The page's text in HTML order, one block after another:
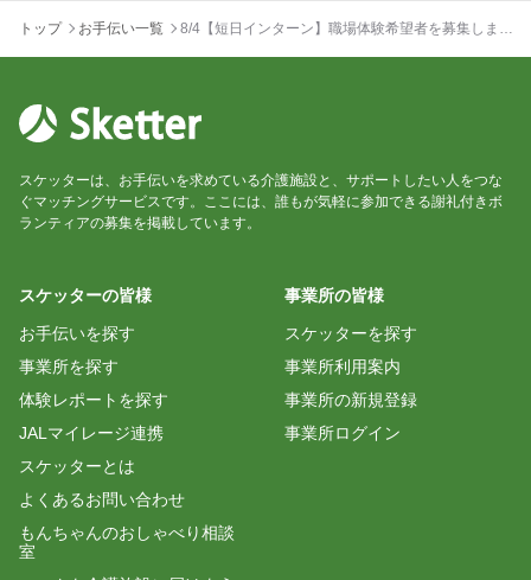
トップ お手伝い一覧
8/4【短日インターン】職場体験希望者を募集しま
スケッターは、お手伝いを求めている介護施設と、サポートしたい人をつな
ぐマッチングサービスです。ここには、誰もが気軽に参加できる謝礼付きボ
ランティアの募集を掲載しています。
スケッターの皆様
お手伝いを探す
事業所を探す
体験レポートを探す
JALマイレージ連携
スケッターとは
よくあるお問い合わせ
もんちゃんのおしゃべり相談
室
事業所の皆様
スケッターを探す
事業所利用案内
事業所の新規登録
事業所ログイン